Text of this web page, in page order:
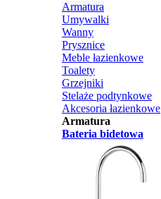
Armatura
Umywalki
Wanny
Prysznice
Meble łazienkowe
Toalety
Grzejniki
Stelaże podtynkowe
Akcesoria łazienkowe
Armatura
Bateria bidetowa